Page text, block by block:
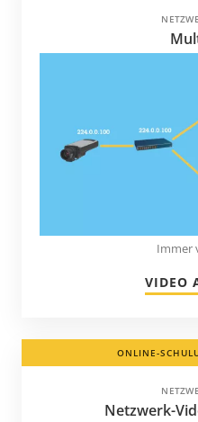
Immer
VIDEO
ONLINE-
Netzwerk-